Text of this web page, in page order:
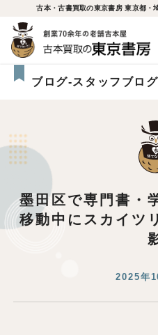
古本・古書買取の東京書房 東京都・
ブログ-スタッフブログ
墨田区で専門書・
移動中にスカイツ
2025年